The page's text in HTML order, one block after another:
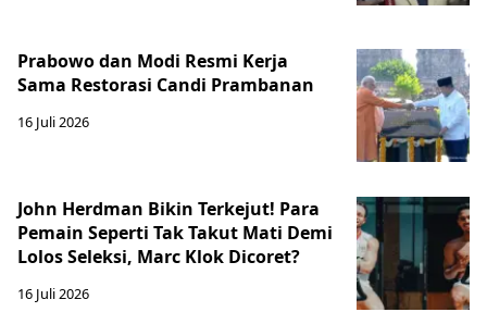
Prabowo dan Modi Resmi Kerja
Sama Restorasi Candi Prambanan
16 Juli 2026
John Herdman Bikin Terkejut! Para
Pemain Seperti Tak Takut Mati Demi
Lolos Seleksi, Marc Klok Dicoret?
16 Juli 2026